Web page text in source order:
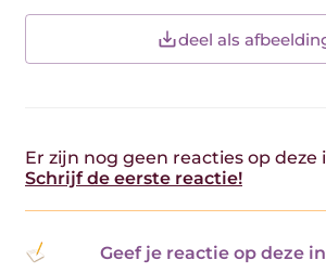
deel als
Er zijn nog geen reacties op deze
Schrijf de eerste reactie!
Geef je reactie op deze